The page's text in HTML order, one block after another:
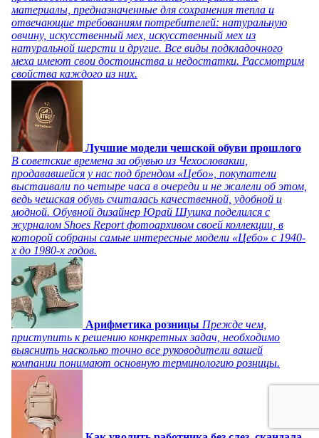
материалы, предназначенные для сохранения тепла и
отвечающие требованиям потребителей: натуральную
овчину, искусственный мех, искусственный мех из
натуральной шерсти и другие. Все виды подкладочного
меха имеют свои достоинства и недостатки. Рассмотрим
свойства каждого из них.
Лучшие модели чешской обуви прошлого
В советские времена за обувью из Чехословакии,
продававшейся у нас под брендом «Цебо», покупатели
выстаивали по четыре часа в очереди и не жалели об этом,
ведь чешская обувь считалась качественной, удобной и
модной. Обувной дизайнер Юрай Шушка поделился с
журналом Shoes Report фотоархивом своей коллекции, в
которой собраны самые интересные модели «Цебо» с 1940-
х до 1980-х годов.
Арифметика розницы Прежде чем,
приступить к решению конкретных задач, необходимо
выяснить насколько точно все руководители вашей
компании понимают основную терминологию розницы.